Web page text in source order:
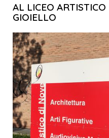
AL LICEO
GIOIELLO